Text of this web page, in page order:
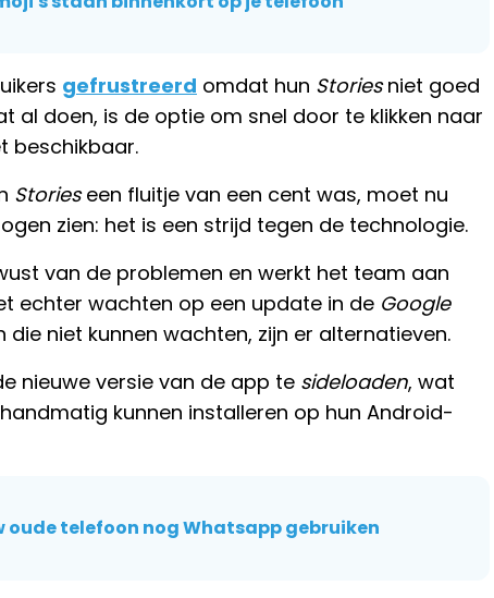
gefrustreerd omdat hun Storiesniet goed
al doen, is de optie om snel door te klikken naar
beschikbaar.
Storieseen fluitje van een cent was, moet nu
zien: het is een strijd tegen de technologie.
van de problemen en werkt het team aan
echter wachten op een update in de Google
die niet kunnen wachten, zijn er alternatieven.
nieuwe versie van de app te sideloaden, wat
kunnen installeren op hun Android-
oude telefoon nog Whatsapp gebruiken